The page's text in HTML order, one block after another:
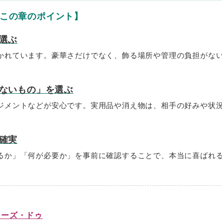
の章のポイント】
ぶ
ています。豪華さだけでなく、飾る場所や管理の負担がな
いもの」を選ぶ
ントなどが安心です。実用品や消え物は、相手の好みや状
実
」「何が必要か」を事前に確認することで、本当に喜ばれ
ズ・ドゥ